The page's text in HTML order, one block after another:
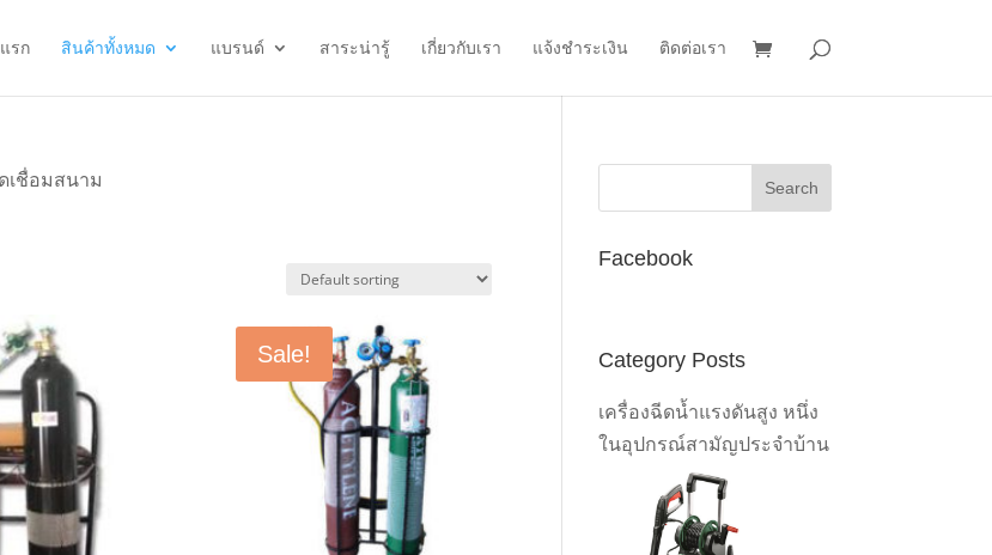
รก สินค้าทั้งหมด แบรนด์ สาระน่ารู้ เกี่ยวกับเรา แจ้งชำระเงิน ติดต่อเรา
เชื่อมสนาม
Sale!
Facebook
Category Posts
เครื่องฉีดน้ำแรงดันสูง หนึ่ง
ในอุปกรณ์สามัญประจำบ้าน